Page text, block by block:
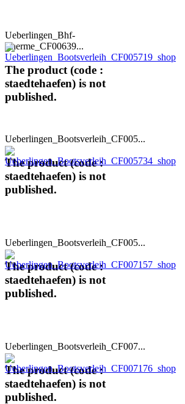
Ueberlingen_Bhf-
Therme_CF00639...
The product (code :
staedtehaefen) is not
published.
Ueberlingen_Bootsverleih_CF005...
The product (code :
staedtehaefen) is not
published.
Ueberlingen_Bootsverleih_CF005...
The product (code :
staedtehaefen) is not
published.
Ueberlingen_Bootsverleih_CF007...
The product (code :
staedtehaefen) is not
published.